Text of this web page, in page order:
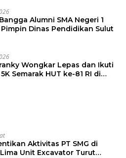
Alumni SMA Negeri 1
Dinas Pendidikan Sulut
Wongkar Lepas dan Ikuti
Semarak HUT ke-81 RI di
Aktivitas PT SMG di
Unit Excavator Turut